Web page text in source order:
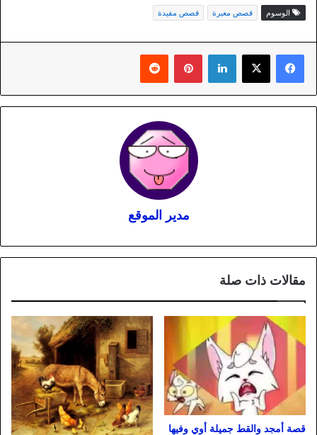
الوسوم قصص معبرة قصص مفيدة
لينكدإن بينتيريست
مدير الموقع
مقالات ذات صلة
قصة أمجد والقط جميلة أوي وفيها